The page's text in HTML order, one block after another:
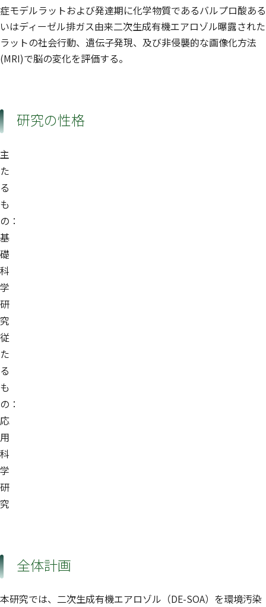
症モデルラットおよび発達期に化学物質であるバルプロ酸ある
いはディーゼル排ガス由来二次生成有機エアロゾル曝露された
ラットの社会行動、遺伝子発現、及び非侵襲的な画像化方法
(MRI)で脳の変化を評価する。
研究の性格
主
た
る
も
の：
基
礎
科
学
研
究
従
た
る
も
の：
応
用
科
学
研
究
全体計画
本研究では、二次生成有機エアロゾル（DE-SOA）を環境汚染